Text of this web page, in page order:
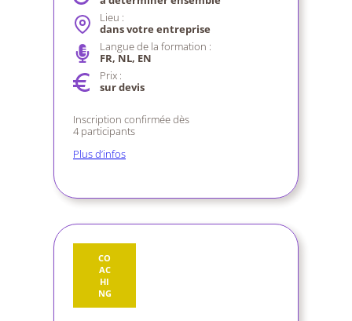
Lieu :
dans votre entreprise
Langue de la formation :
FR, NL, EN
Prix :
sur devis
Inscription confirmée dès
4 participants
Plus d’infos
CO
AC
HI
NG